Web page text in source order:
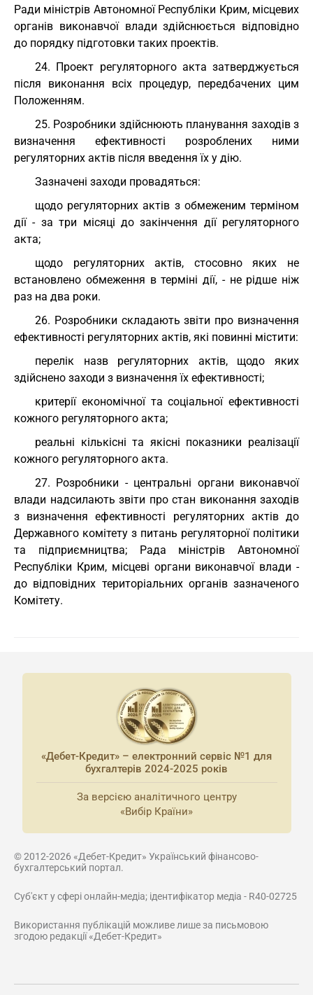
Ради міністрів Автономної Республіки Крим, місцевих
органів виконавчої влади здійснюється відповідно
до порядку підготовки таких проектів.
24. Проект регуляторного акта затверджується
після виконання всіх процедур, передбачених цим
Положенням.
25. Розробники здійснюють планування заходів з
визначення ефективності розроблених ними
регуляторних актів після введення їх у дію.
Зазначені заходи провадяться:
щодо регуляторних актів з обмеженим терміном
дії - за три місяці до закінчення дії регуляторного
акта;
щодо регуляторних актів, стосовно яких не
встановлено обмеження в терміні дії, - не рідше ніж
раз на два роки.
26. Розробники складають звіти про визначення
ефективності регуляторних актів, які повинні містити:
перелік назв регуляторних актів, щодо яких
здійснено заходи з визначення їх ефективності;
критерії економічної та соціальної ефективності
кожного регуляторного акта;
реальні кількісні та якісні показники реалізації
кожного регуляторного акта.
27. Розробники - центральні органи виконавчої
влади надсилають звіти про стан виконання заходів
з визначення ефективності регуляторних актів до
Державного комітету з питань регуляторної політики
та підприємництва; Рада міністрів Автономної
Республіки Крим, місцеві органи виконавчої влади -
до відповідних територіальних органів зазначеного
Комітету.
«Дебет-Кредит» – електронний сервіс №1 для
бухгалтерів 2024-2025 років
За версією аналітичного центру
«Вибір Країни»
© 2012-2026 «Дебет-Кредит» Український фінансово-
бухгалтерський портал.
Суб'єкт у сфері онлайн-медіа; ідентифікатор медіа - R40-02725
Використання публікацій можливе лише за письмовою
згодою редакції «Дебет-Кредит»